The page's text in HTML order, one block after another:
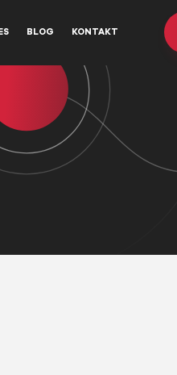
BLOG KONTAKT